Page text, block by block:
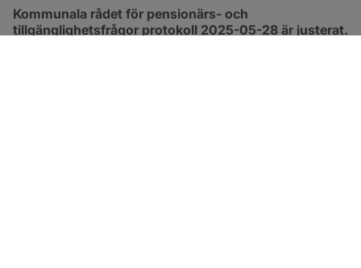
Kommunala rådet för pensionärs- och
tillgänglighetsfrågor protokoll 2025-05-28 är justerat.